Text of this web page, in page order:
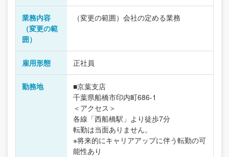
業務内容
（変更の範
囲）
（変更の範囲）会社の定める業務
雇用形態 正社員
勤務地
■京葉支店
千葉県船橋市印内町686-1
＜アクセス＞
各線「西船橋駅」より徒歩7分
転勤は当面ありません。
※将来的にキャリアアップに伴う転勤の可
能性あり